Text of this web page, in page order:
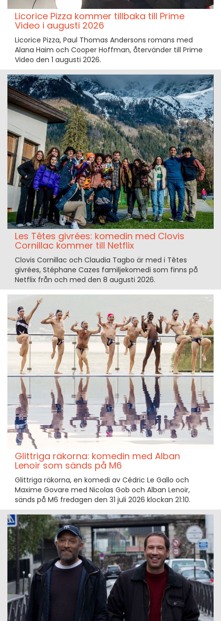
Licorice Pizza kommer tillbaka till Prime
Video i augusti 2026
Licorice Pizza, Paul Thomas Andersons romans med
Alana Haim och Cooper Hoffman, återvänder till Prime
Video den 1 augusti 2026.
Les Têtes givrées: komedin med Clovis
Cornillac kommer till Netflix
Clovis Cornillac och Claudia Tagbo är med i Têtes
givrées, Stéphane Cazes familjekomedi som finns på
Netflix från och med den 8 augusti 2026.
Glittriga räkorna: komedin med Alban
Lenoir som sänds på M6
Glittriga räkorna, en komedi av Cédric Le Gallo och
Maxime Govare med Nicolas Gob och Alban Lenoir,
sänds på M6 fredagen den 31 juli 2026 klockan 21:10.